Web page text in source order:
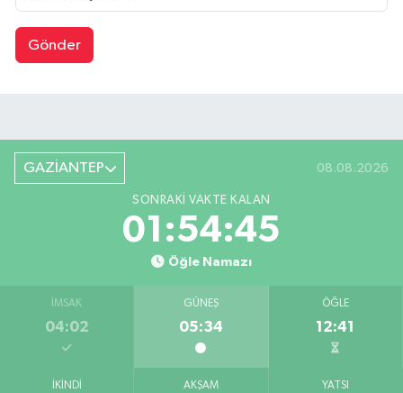
Gönder
GAZİANTEP 08.08.2026
SONRAKI VAKTE KALAN
01:54:45
Öğle Namazı
İMSAK
04:02
GÜNEŞ
05:34
ÖĞLE
12:41
İKINDI AKŞAM YATSI